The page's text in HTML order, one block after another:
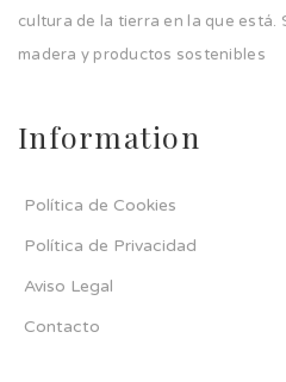
cultura de la tierra en la que está.
madera y productos sostenibles
Information
Política de Cookies
Política de Privacidad
Aviso Legal
Contacto